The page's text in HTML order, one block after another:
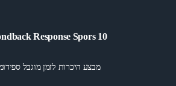
Response Spors 10
מבצע היכרות לזמן מוגבל